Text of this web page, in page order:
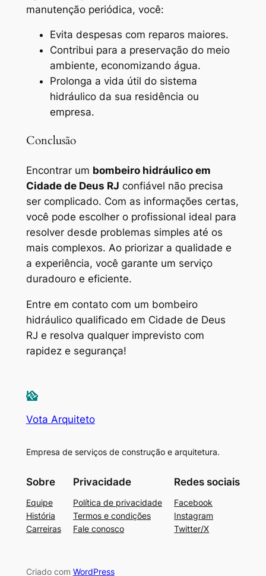
manutenção periódica, você:
Evita despesas com reparos maiores.
Contribui para a preservação do meio
ambiente, economizando água.
Prolonga a vida útil do sistema
hidráulico da sua residência ou
empresa.
Conclusão
Encontrar um bombeiro hidráulico em
Cidade de Deus RJ confiável não precisa
ser complicado. Com as informações certas,
você pode escolher o profissional ideal para
resolver desde problemas simples até os
mais complexos. Ao priorizar a qualidade e
a experiência, você garante um serviço
duradouro e eficiente.
Entre em contato com um bombeiro
hidráulico qualificado em Cidade de Deus
RJ e resolva qualquer imprevisto com
rapidez e segurança!
Vota Arquiteto
Empresa de serviços de construção e arquitetura.
Sobre
Equipe
História
Carreiras
Privacidade
Política de privacidade
Termos e condições
Fale conosco
Redes sociais
Facebook
Instagram
Twitter/X
Criado com WordPress